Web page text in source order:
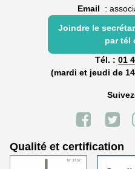
Email :
Joindre le
par tél
Tél. : 01
(mardi et jeudi de
Qualité et certification